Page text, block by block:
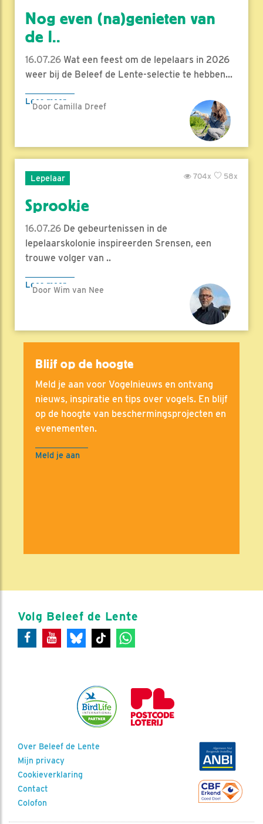
Nog even (na)genieten van
de l..
16.07.26 Wat een feest om de lepelaars in 2026
weer bij de Beleef de Lente-selectie te hebben...
Lees meer
Door Camilla Dreef
Lepelaar 58x
704x
Sprookje
16.07.26 De gebeurtenissen in de
lepelaarskolonie inspireerden Srensen, een
trouwe volger van ..
Lees meer
Door Wim van Nee
Blijf op de hoogte
Meld je aan voor Vogelnieuws en ontvang
nieuws, inspiratie en tips over vogels. En blijf
op de hoogte van beschermingsprojecten en
evenementen.
Meld je aan
Volg Beleef de Lente
Over Beleef de Lente
Mijn privacy
Cookieverklaring
Contact
Colofon